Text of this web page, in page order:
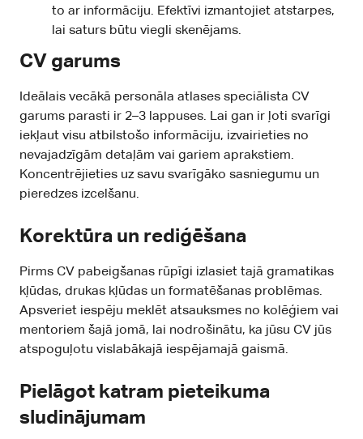
to ar informāciju. Efektīvi izmantojiet atstarpes,
lai saturs būtu viegli skenējams.
CV garums
Ideālais vecākā personāla atlases speciālista CV
garums parasti ir 2–3 lappuses. Lai gan ir ļoti svarīgi
iekļaut visu atbilstošo informāciju, izvairieties no
nevajadzīgām detaļām vai gariem aprakstiem.
Koncentrējieties uz savu svarīgāko sasniegumu un
pieredzes izcelšanu.
Korektūra un rediģēšana
Pirms CV pabeigšanas rūpīgi izlasiet tajā gramatikas
kļūdas, drukas kļūdas un formatēšanas problēmas.
Apsveriet iespēju meklēt atsauksmes no kolēģiem vai
mentoriem šajā jomā, lai nodrošinātu, ka jūsu CV jūs
atspoguļotu vislabākajā iespējamajā gaismā.
Pielāgot katram pieteikuma
sludinājumam